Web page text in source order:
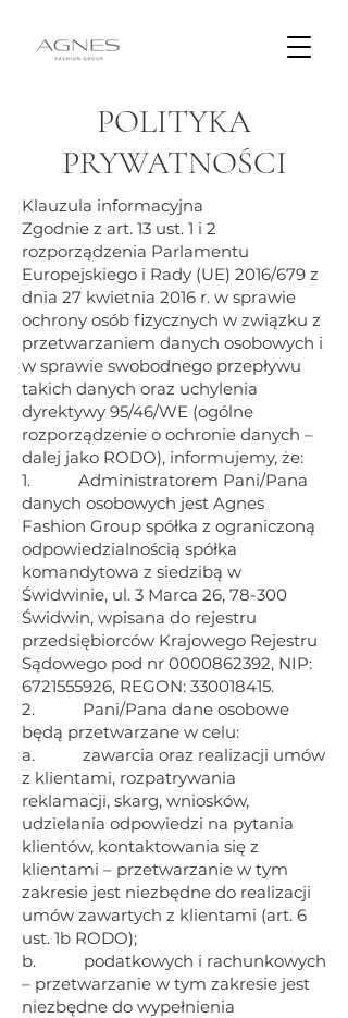
POLITYKA
PRYWATNOŚCI
Klauzula informacyjna
Zgodnie z art. 13 ust. 1 i 2
rozporządzenia Parlamentu
Europejskiego i Rady (UE) 2016/679 z
dnia 27 kwietnia 2016 r. w sprawie
ochrony osób fizycznych w związku z
przetwarzaniem danych osobowych i
w sprawie swobodnego przepływu
takich danych oraz uchylenia
dyrektywy 95/46/WE (ogólne
rozporządzenie o ochronie danych –
dalej jako RODO), informujemy, że:
1. Administratorem Pani/Pana
danych osobowych jest Agnes
Fashion Group spółka z ograniczoną
odpowiedzialnością spółka
komandytowa z siedzibą w
Świdwinie, ul. 3 Marca 26, 78-300
Świdwin, wpisana do rejestru
przedsiębiorców Krajowego Rejestru
Sądowego pod nr 0000862392, NIP:
6721555926, REGON: 330018415.
2. Pani/Pana dane osobowe
będą przetwarzane w celu:
a. zawarcia oraz realizacji umów
z klientami, rozpatrywania
reklamacji, skarg, wniosków,
udzielania odpowiedzi na pytania
klientów, kontaktowania się z
klientami – przetwarzanie w tym
zakresie jest niezbędne do realizacji
umów zawartych z klientami (art. 6
ust. 1b RODO);
b. podatkowych i rachunkowych
– przetwarzanie w tym zakresie jest
niezbędne do wypełnienia